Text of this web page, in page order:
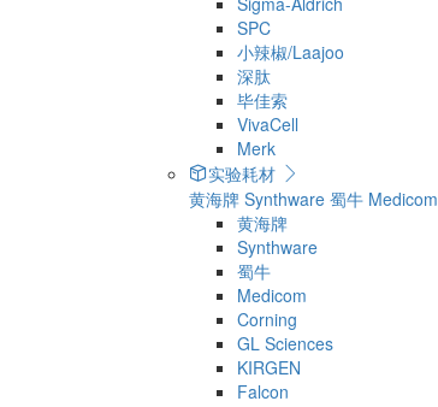
SPC
小辣椒/Laajoo
深肽
毕佳索
VivaCell
Merk
实验耗材
黄海牌 Synthware 蜀牛 Medicom
黄海牌
Synthware
蜀牛
Medicom
Corning
GL Sciences
KIRGEN
Falcon